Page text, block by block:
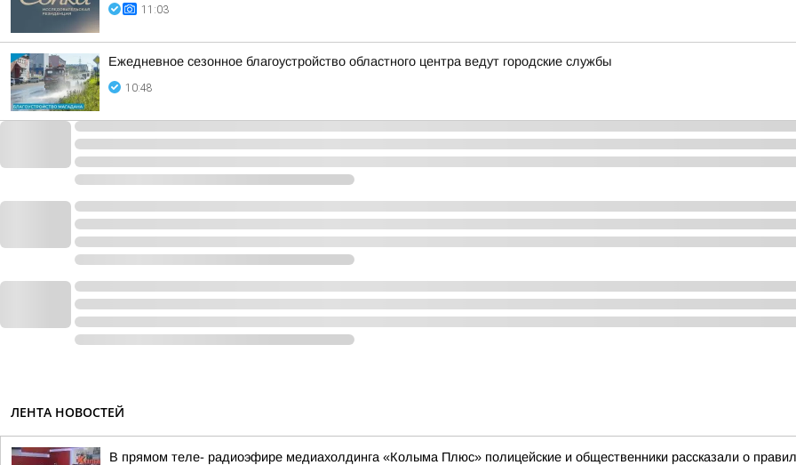
11:03
Ежедневное сезонное благоустройство областного центра ведут городские службы
10:48
ЛЕНТА НОВОСТЕЙ
В прямом теле- радиоэфире медиахолдинга «Колыма Плюс» полицейские и общественники рассказали о